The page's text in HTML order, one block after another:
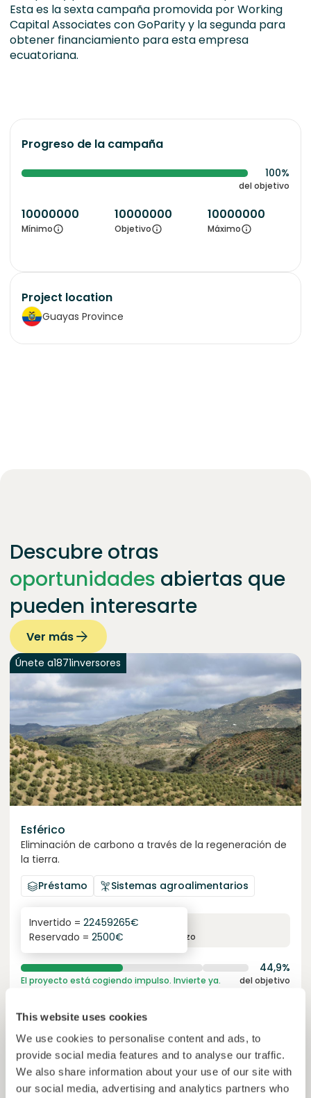
This website uses cookies
We use cookies to personalise content and ads, to
provide social media features and to analyse our traffic.
We also share information about your use of our site with
our social media, advertising and analytics partners who
Esta es la sexta campaña promovida por Working
Capital Associates con GoParity y la segunda para
obtener financiamiento para esta empresa
ecuatoriana.
Progreso de la campaña
100%
del objetivo
10000000
Mínimo
10000000
Objetivo
10000000
Máximo
Project location
Guayas Province
Descubre otras
oportunidades abiertas que
pueden interesarte
Ver más
Únete a1871inversores
Esférico
Eliminación de carbono a través de la regeneración de
la tierra.
Préstamo
Sistemas agroalimentarios
6.3%
interés anual plazo
Invertido = 22459265€
Reservado = 2500€
44,9%
El proyecto está cogiendo impulso. Invierte ya. del objetivo
Murcia
Únete a1023inversores